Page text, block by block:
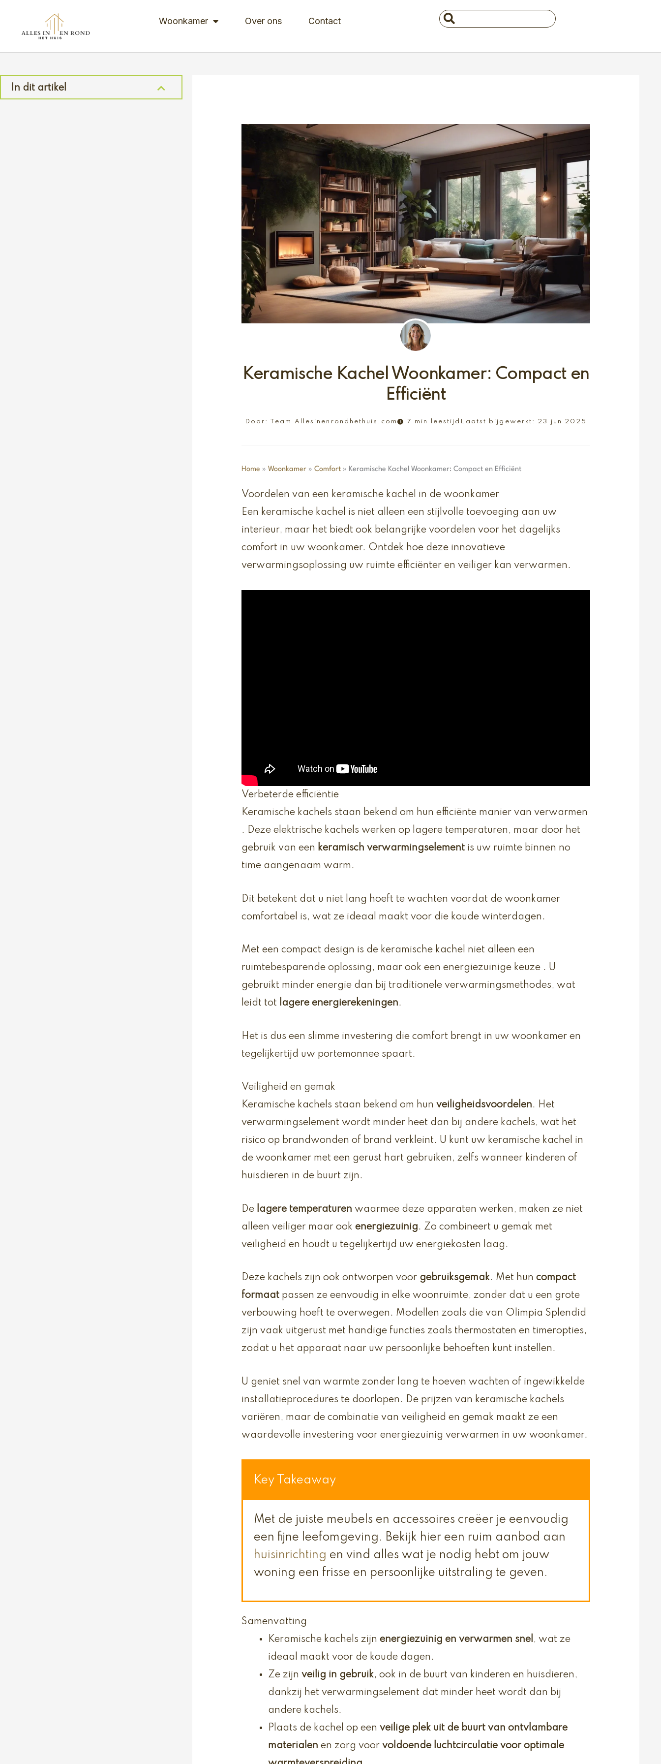
Woonkamer Over ons Contact
Search
...
In dit artikel
Keramische Kachel Woonkamer: Compact en
Efficiënt
Door: Team Allesinenrondhethuis.com 7 min leestijd Laatst bijgewerkt: 23 jun 2025
Home » Woonkamer » Comfort » Keramische Kachel Woonkamer: Compact en Efficiënt
Voordelen van een keramische kachel in de woonkamer
Een keramische kachel is niet alleen een stijlvolle toevoeging aan uw
interieur, maar het biedt ook belangrijke voordelen voor het dagelijks
comfort in uw woonkamer. Ontdek hoe deze innovatieve
verwarmingsoplossing uw ruimte efficiënter en veiliger kan verwarmen.
Verbeterde efficiëntie
Keramische kachels staan bekend om hun efficiënte manier van verwarmen
. Deze elektrische kachels werken op lagere temperaturen, maar door het
gebruik van een keramisch verwarmingselement is uw ruimte binnen no
time aangenaam warm.
Dit betekent dat u niet lang hoeft te wachten voordat de woonkamer
comfortabel is, wat ze ideaal maakt voor die koude winterdagen.
Met een compact design is de keramische kachel niet alleen een
ruimtebesparende oplossing, maar ook een energiezuinige keuze . U
gebruikt minder energie dan bij traditionele verwarmingsmethodes, wat
leidt tot lagere energierekeningen.
Het is dus een slimme investering die comfort brengt in uw woonkamer en
tegelijkertijd uw portemonnee spaart.
Veiligheid en gemak
Keramische kachels staan bekend om hun veiligheidsvoordelen. Het
verwarmingselement wordt minder heet dan bij andere kachels, wat het
risico op brandwonden of brand verkleint. U kunt uw keramische kachel in
de woonkamer met een gerust hart gebruiken, zelfs wanneer kinderen of
huisdieren in de buurt zijn.
De lagere temperaturen waarmee deze apparaten werken, maken ze niet
alleen veiliger maar ook energiezuinig. Zo combineert u gemak met
veiligheid en houdt u tegelijkertijd uw energiekosten laag.
Deze kachels zijn ook ontworpen voor gebruiksgemak. Met hun compact
formaat passen ze eenvoudig in elke woonruimte, zonder dat u een grote
verbouwing hoeft te overwegen. Modellen zoals die van Olimpia Splendid
zijn vaak uitgerust met handige functies zoals thermostaten en timeropties,
zodat u het apparaat naar uw persoonlijke behoeften kunt instellen.
U geniet snel van warmte zonder lang te hoeven wachten of ingewikkelde
installatieprocedures te doorlopen. De prijzen van keramische kachels
variëren, maar de combinatie van veiligheid en gemak maakt ze een
waardevolle investering voor energiezuinig verwarmen in uw woonkamer.
Key Takeaway
Met de juiste meubels en accessoires creëer je eenvoudig
een fijne leefomgeving. Bekijk hier een ruim aanbod aan
huisinrichting en vind alles wat je nodig hebt om jouw
woning een frisse en persoonlijke uitstraling te geven.
Samenvatting
Keramische kachels zijn energiezuinig en verwarmen snel, wat ze
ideaal maakt voor de koude dagen.
Ze zijn veilig in gebruik, ook in de buurt van kinderen en huisdieren,
dankzij het verwarmingselement dat minder heet wordt dan bij
andere kachels.
Plaats de kachel op een veilige plek uit de buurt van ontvlambare
materialen en zorg voor voldoende luchtcirculatie voor optimale